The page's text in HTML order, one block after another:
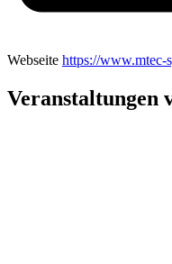
Webseite https://www.mtec-
Veranstaltungen